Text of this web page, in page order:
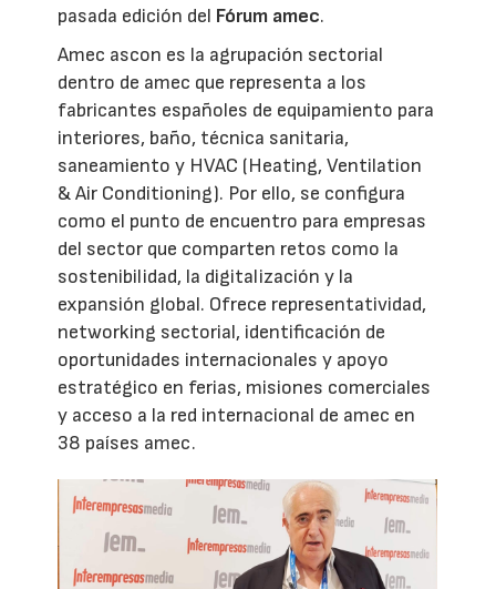
pasada edición del Fórum amec.
Amec ascon es la agrupación sectorial
dentro de amec que representa a los
fabricantes españoles de equipamiento para
interiores, baño, técnica sanitaria,
saneamiento y HVAC (Heating, Ventilation
& Air Conditioning). Por ello, se configura
como el punto de encuentro para empresas
del sector que comparten retos como la
sostenibilidad, la digitalización y la
expansión global. Ofrece representatividad,
networking sectorial, identificación de
oportunidades internacionales y apoyo
estratégico en ferias, misiones comerciales
y acceso a la red internacional de amec en
38 países amec.